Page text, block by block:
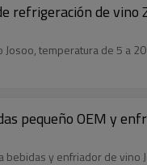
refrigeración de vino
temperatura de 5 a
pequeño OEM y
y enfriador de vino